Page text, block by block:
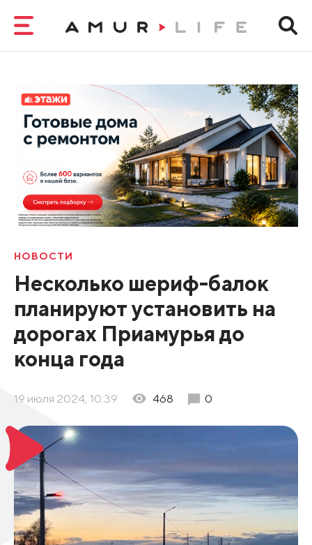
НОВОСТИ
Несколько шериф-балок
планируют установить на
дорогах Приамурья до
конца года
19 июля 2024, 10:39 468 0